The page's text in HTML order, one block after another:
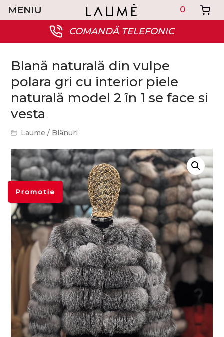
COMANDĂ TELEFONIC
0
Blană naturală din vulpe
polara gri cu interior piele
naturală model 2 în 1 se face si
vesta
Laume / Blănuri
Promotie